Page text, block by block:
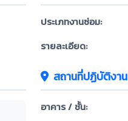
ประเภทงานซ่อม:
รายละเอียด:
สถานที่ปฏิบัติงาน
อาคาร / ชั้น: